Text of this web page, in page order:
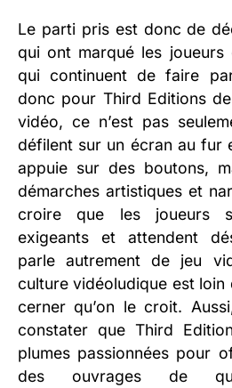
Le parti pris est donc de
qui ont marqué les
qui continuent de faire
donc pour Third Editions
vidéo, ce n’est pas
défilent sur un écran au fur
appuie sur des boutons,
démarches artistiques et
croire que les joueurs
exigeants et attendent
parle autrement de jeu
culture vidéoludique est loin
cerner qu’on le croit.
constater que Third
plumes passionnées pour
des ouvrages de